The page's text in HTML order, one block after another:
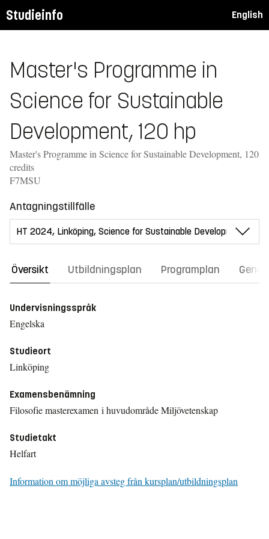
Studieinfo English
Master's Programme in
Science for Sustainable
Development, 120 hp
Master's Programme in Science for Sustainable Development, 120
credits
F7MSU
Antagningstillfälle
Översikt Utbildningsplan Programplan
Undervisningsspråk
Engelska
Studieort
Linköping
Examensbenämning
Filosofie masterexamen i huvudområde Miljövetenskap
Studietakt
Helfart
Information om möjliga avsteg från kursplan/utbildningsplan